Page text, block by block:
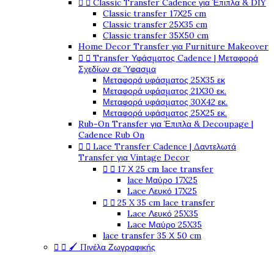
  Classic Transfer Cadence για Έπιπλα & DIY
Classic transfer 17Χ25 cm
Classic transfer 25Χ35 cm
Classic transfer 35Χ50 cm
Home Decor Transfer για Furniture Makeover
  Transfer Υφάσματος Cadence | Μεταφορά
Σχεδίων σε Ύφασμα
Μεταφορά υφάσματος 25Χ35 εκ
Μεταφορά υφάσματος 21Χ30 εκ.
Μεταφορά υφάσματος 30Χ42 εκ.
Μεταφορά υφάσματος 25Χ25 εκ.
Rub-On Transfer για Έπιπλα & Decoupage |
Cadence Rub On
  Lace Transfer Cadence | Δαντελωτά
Transfer για Vintage Decor
  17 Χ 25 cm lace transfer
lace Μαύρο 17X25
Lace Λευκό 17X25
  25 X 35 cm lace transfer
Lace Λευκό 25X35
Lace Μαύρο 25X35
lace transfer 35 Χ 50 cm
  🖌️ Πινέλα Ζωγραφικής